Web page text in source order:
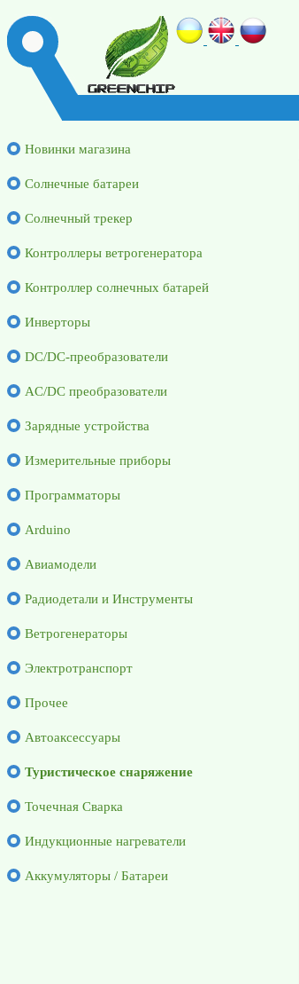
Новинки магазина
Солнечные батареи
Солнечный трекер
Контроллеры ветрогенератора
Контроллер солнечных батарей
Инверторы
DC/DC-преобразователи
AC/DC преобразователи
Зарядные устройства
Измерительные приборы
Программаторы
Arduino
Авиамодели
Радиодетали и Инструменты
Ветрогенераторы
Электротранспорт
Прочее
Автоаксессуары
Туристическое снаряжение
Точечная Сварка
Индукционные нагреватели
Аккумуляторы / Батареи